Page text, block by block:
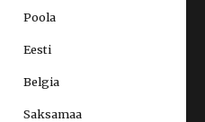
Poola
Eesti
Belgia
Saksamaa